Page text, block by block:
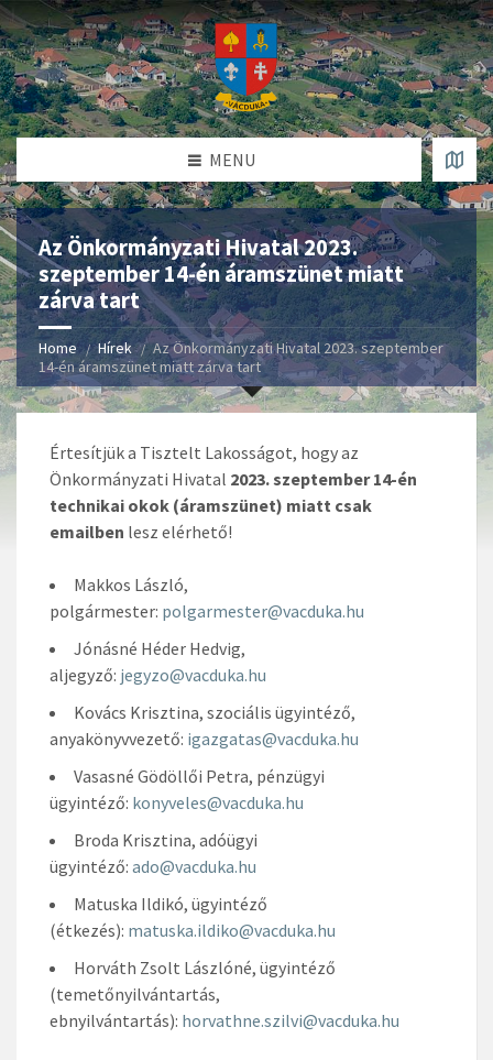
MENU
Az Önkormányzati Hivatal 2023.
szeptember 14-én áramszünet miatt
zárva tart
Home Hírek
Az Önkormányzati Hivatal 2023. szeptember
14-én áramszünet miatt zárva tart
Értesítjük a Tisztelt Lakosságot, hogy az
Önkormányzati Hivatal 2023. szeptember 14-én
technikai okok (áramszünet) miatt csak
emailben lesz elérhető!
Makkos László,
polgármester: polgarmester@vacduka.hu
Jónásné Héder Hedvig,
aljegyző: jegyzo@vacduka.hu
Kovács Krisztina, szociális ügyintéző,
anyakönyvvezető: igazgatas@vacduka.hu
Vasasné Gödöllői Petra, pénzügyi
ügyintéző: konyveles@vacduka.hu
Broda Krisztina, adóügyi
ügyintéző: ado@vacduka.hu
Matuska Ildikó, ügyintéző
(étkezés): matuska.ildiko@vacduka.hu
Horváth Zsolt Lászlóné, ügyintéző
(temetőnyilvántartás,
ebnyilvántartás): horvathne.szilvi@vacduka.hu